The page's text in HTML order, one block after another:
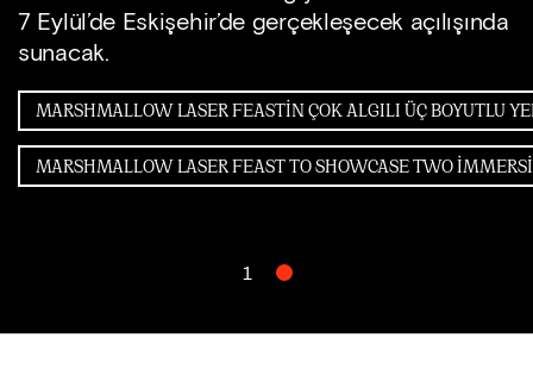
7 Eylül’de Eskişehir’de gerçekleşecek açılışında
sunacak.
1 2